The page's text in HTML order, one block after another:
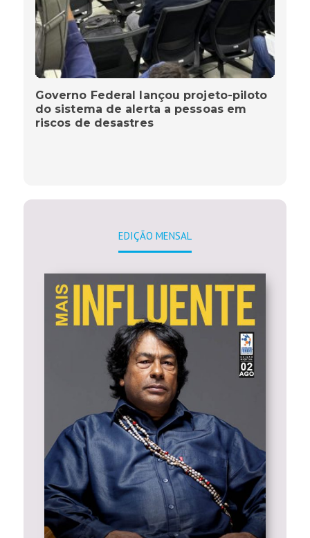
Governo Federal lançou projeto-piloto
do sistema de alerta a pessoas em
riscos de desastres
EDIÇÃO MENSAL